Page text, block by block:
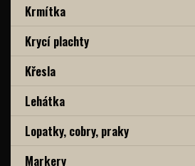
Krmítka
Krycí plachty
Křesla
Lehátka
Lopatky, cobry, praky
Markery